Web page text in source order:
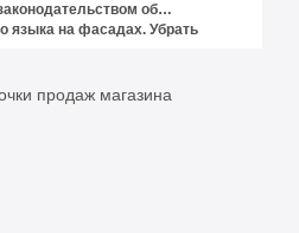
об
языка на фасадах. Убрать
обязывает